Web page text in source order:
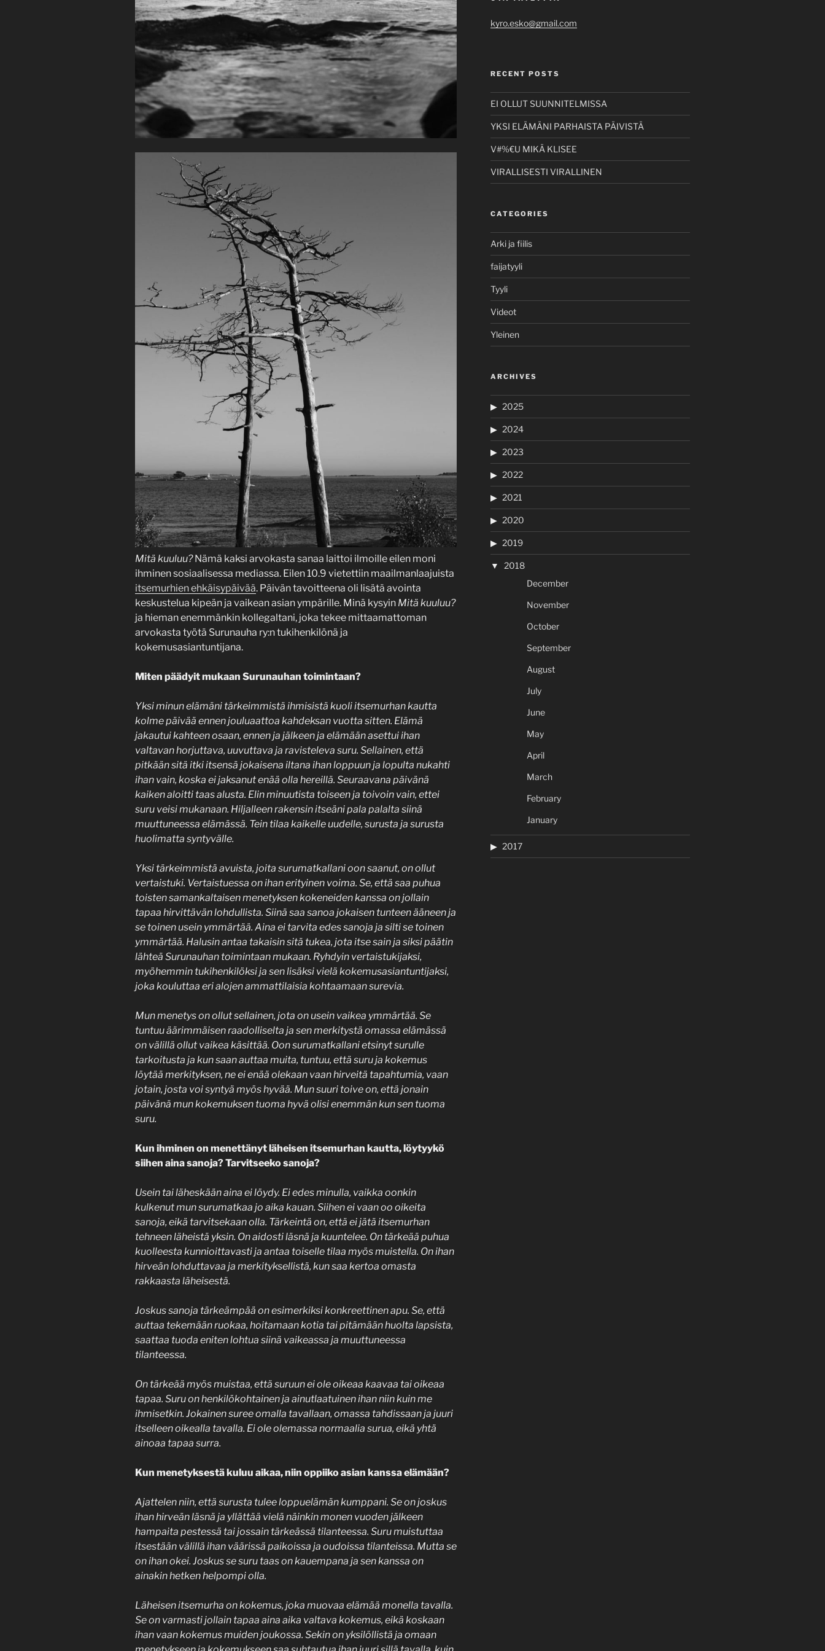
Mitä kuuluu?Nämä kaksi arvokasta sanaa laittoi ilmoille eilen moni
ihminen sosiaalisessa mediassa. Eilen 10.9 vietettiin maailmanlaajuista
itsemurhien ehkäisypäivää. Päivän tavoitteena oli lisätä avointa
keskustelua kipeän ja vaikean asian ympärille. Minä kysyin Mitä kuuluu?
ja hieman enemmänkin kollegaltani, joka tekee mittaamattoman
arvokasta työtä Surunauha ry:n tukihenkilönä ja
kokemusasiantuntijana.
Miten päädyit mukaan Surunauhan toimintaan?
Yksi minun elämäni tärkeimmistä ihmisistä kuoli itsemurhan kautta
kolme päivää ennen jouluaattoa kahdeksan vuotta sitten. Elämä
jakautui kahteen osaan, ennen ja jälkeen ja elämään asettui ihan
valtavan horjuttava, uuvuttava ja ravisteleva suru. Sellainen, että
pitkään sitä itki itsensä jokaisena iltana ihan loppuun ja lopulta nukahti
ihan vain, koska ei jaksanut enää olla hereillä. Seuraavana päivänä
kaiken aloitti taas alusta. Elin minuutista toiseen ja toivoin vain, ettei
suru veisi mukanaan. Hiljalleen rakensin itseäni pala palalta siinä
muuttuneessa elämässä. Tein tilaa kaikelle uudelle, surusta ja surusta
huolimatta syntyvälle.
Yksi tärkeimmistä avuista, joita surumatkallani oon saanut, on ollut
vertaistuki. Vertaistuessa on ihan erityinen voima. Se, että saa puhua
toisten samankaltaisen menetyksen kokeneiden kanssa on jollain
tapaa hirvittävän lohdullista. Siinä saa sanoa jokaisen tunteen ääneen ja
se toinen usein ymmärtää. Aina ei tarvita edes sanoja ja silti se toinen
ymmärtää. Halusin antaa takaisin sitä tukea, jota itse sain ja siksi päätin
lähteä Surunauhan toimintaan mukaan. Ryhdyin vertaistukijaksi,
myöhemmin tukihenkilöksi ja sen lisäksi vielä kokemusasiantuntijaksi,
joka kouluttaa eri alojen ammattilaisia kohtaamaan surevia.
Mun menetys on ollut sellainen, jota on usein vaikea ymmärtää. Se
tuntuu äärimmäisen raadolliselta ja sen merkitystä omassa elämässä
on välillä ollut vaikea käsittää. Oon surumatkallani etsinyt surulle
tarkoitusta ja kun saan auttaa muita, tuntuu, että suru ja kokemus
löytää merkityksen, ne ei enää olekaan vaan hirveitä tapahtumia, vaan
jotain, josta voi syntyä myös hyvää. Mun suuri toive on, että jonain
päivänä mun kokemuksen tuoma hyvä olisi enemmän kun sen tuoma
suru.
Kun ihminen on menettänyt läheisen itsemurhan kautta, löytyykö
siihen aina sanoja? Tarvitseeko sanoja?
Usein tai läheskään aina ei löydy. Ei edes minulla, vaikka oonkin
kulkenut mun surumatkaa jo aika kauan. Siihen ei vaan oo oikeita
sanoja, eikä tarvitsekaan olla. Tärkeintä on, että ei jätä itsemurhan
tehneen läheistä yksin. On aidosti läsnä ja kuuntelee. On tärkeää puhua
kuolleesta kunnioittavasti ja antaa toiselle tilaa myös muistella. On ihan
hirveän lohduttavaa ja merkityksellistä, kun saa kertoa omasta
rakkaasta läheisestä.
Joskus sanoja tärkeämpää on esimerkiksi konkreettinen apu. Se, että
auttaa tekemään ruokaa, hoitamaan kotia tai pitämään huolta lapsista,
saattaa tuoda eniten lohtua siinä vaikeassa ja muuttuneessa
tilanteessa.
On tärkeää myös muistaa, että suruun ei ole oikeaa kaavaa tai oikeaa
tapaa. Suru on henkilökohtainen ja ainutlaatuinen ihan niin kuin me
ihmisetkin. Jokainen suree omalla tavallaan, omassa tahdissaan ja juuri
itselleen oikealla tavalla. Ei ole olemassa normaalia surua, eikä yhtä
ainoaa tapaa surra.
Kun menetyksestä kuluu aikaa, niin oppiiko asian kanssa elämään?
Ajattelen niin, että surusta tulee loppuelämän kumppani. Se on joskus
ihan hirveän läsnä ja yllättää vielä näinkin monen vuoden jälkeen
hampaita pestessä tai jossain tärkeässä tilanteessa. Suru muistuttaa
itsestään välillä ihan väärissä paikoissa ja oudoissa tilanteissa. Mutta se
on ihan okei. Joskus se suru taas on kauempana ja sen kanssa on
ainakin hetken helpompi olla.
Läheisen itsemurha on kokemus, joka muovaa elämää monella tavalla.
Se on varmasti jollain tapaa aina aika valtava kokemus, eikä koskaan
ihan vaan kokemus muiden joukossa. Sekin on yksilöllistä ja omaan
kyro.esko@gmail.com
RECENT POSTS
EI OLLUT SUUNNITELMISSA
YKSI ELÄMÄNI PARHAISTA PÄIVISTÄ
V#%€U MIKÄ KLISEE
VIRALLISESTI VIRALLINEN
CATEGORIES
Arki ja fiilis
faijatyyli
Tyyli
Videot
Yleinen
ARCHIVES
2025
2024
2023
2022
2021
2020
2019
2018
December
November
October
September
August
July
June
May
April
March
February
January
2017